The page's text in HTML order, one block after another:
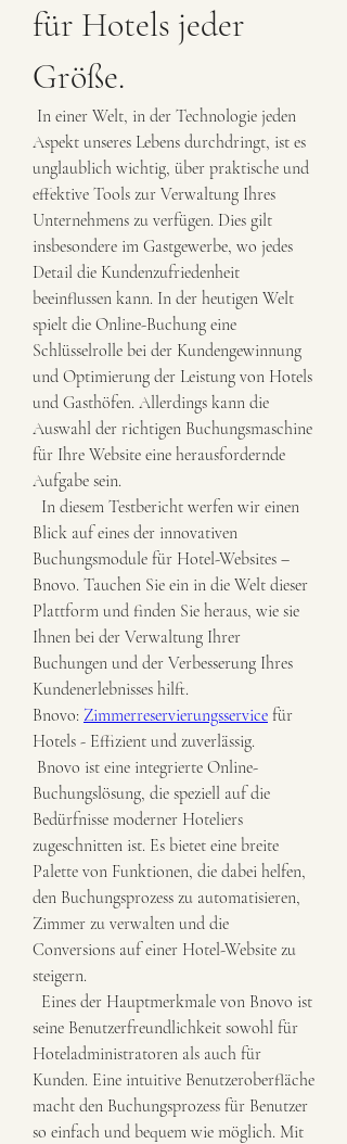
für Hotels jeder
Größe.
Aspekt unseres Lebens durchdringt, ist es
unglaublich wichtig, über praktische und
effektive Tools zur Verwaltung Ihres
Unternehmens zu verfügen. Dies gilt
insbesondere im Gastgewerbe, wo jedes
Detail die Kundenzufriedenheit
beeinflussen kann. In der heutigen Welt
spielt die Online-Buchung eine
Schlüsselrolle bei der Kundengewinnung
und Optimierung der Leistung von Hotels
und Gasthöfen. Allerdings kann die
Auswahl der richtigen Buchungsmaschine
für Ihre Website eine herausfordernde
Aufgabe sein.
Blick auf eines der innovativen
Buchungsmodule für Hotel-Websites –
Bnovo. Tauchen Sie ein in die Welt dieser
Plattform und finden Sie heraus, wie sie
Ihnen bei der Verwaltung Ihrer
Buchungen und der Verbesserung Ihres
Kundenerlebnisses hilft.
Bnovo: Zimmerreservierungsservice für
Hotels - Effizient und zuverlässig.
Buchungslösung, die speziell auf die
Bedürfnisse moderner Hoteliers
zugeschnitten ist. Es bietet eine breite
Palette von Funktionen, die dabei helfen,
den Buchungsprozess zu automatisieren,
Zimmer zu verwalten und die
Conversions auf einer Hotel-Website zu
steigern.
seine Benutzerfreundlichkeit sowohl für
Hoteladministratoren als auch für
Kunden. Eine intuitive Benutzeroberfläche
macht den Buchungsprozess für Benutzer
so einfach und bequem wie möglich. Mit